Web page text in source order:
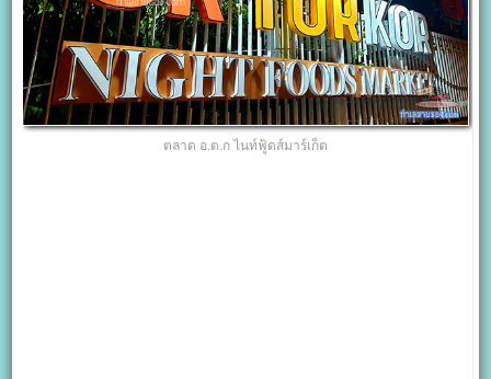
ตลาด อ.ต.ก ไนท์ฟู้ดส์มาร์เก็ต